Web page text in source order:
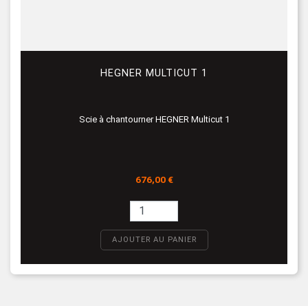
HEGNER MULTICUT 1
Scie à chantourner HEGNER Multicut 1
Prix
676,00 €
AJOUTER AU PANIER